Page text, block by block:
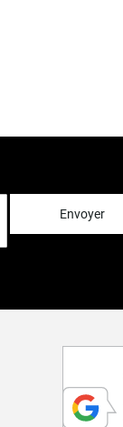
Envoyer